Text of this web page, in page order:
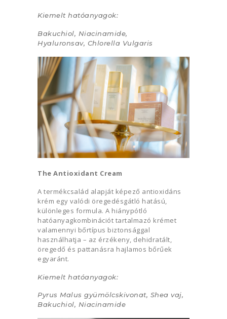
Kiemelt hatóanyagok:
Bakuchiol, Niacinamide,
Hyaluronsav, Chlorella Vulgaris
The Antioxidant Cream
A termékcsalád alapját képező antioxidáns
krém egy valódi öregedésgátló hatású,
különleges formula. A hiánypótló
hatóanyagkombinációt tartalmazó krémet
valamennyi bőrtípus biztonsággal
használhatja – az érzékeny, dehidratált,
öregedő és pattanásra hajlamos bőrűek
egyaránt.
Kiemelt hatóanyagok:
Pyrus Malus gyümölcskivonat, Shea vaj,
Bakuchiol, Niacinamide